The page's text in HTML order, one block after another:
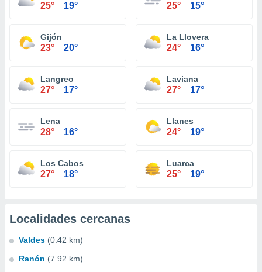
25° 19° 25° 15°
Gijón
23° 20°
La Llovera
24° 16°
Langreo
27° 17°
Laviana
27° 17°
Lena
28° 16°
Llanes
24° 19°
Los Cabos
27° 18°
Luarca
25° 19°
Localidades cercanas
Valdes (0.42 km)
Ranón (7.92 km)